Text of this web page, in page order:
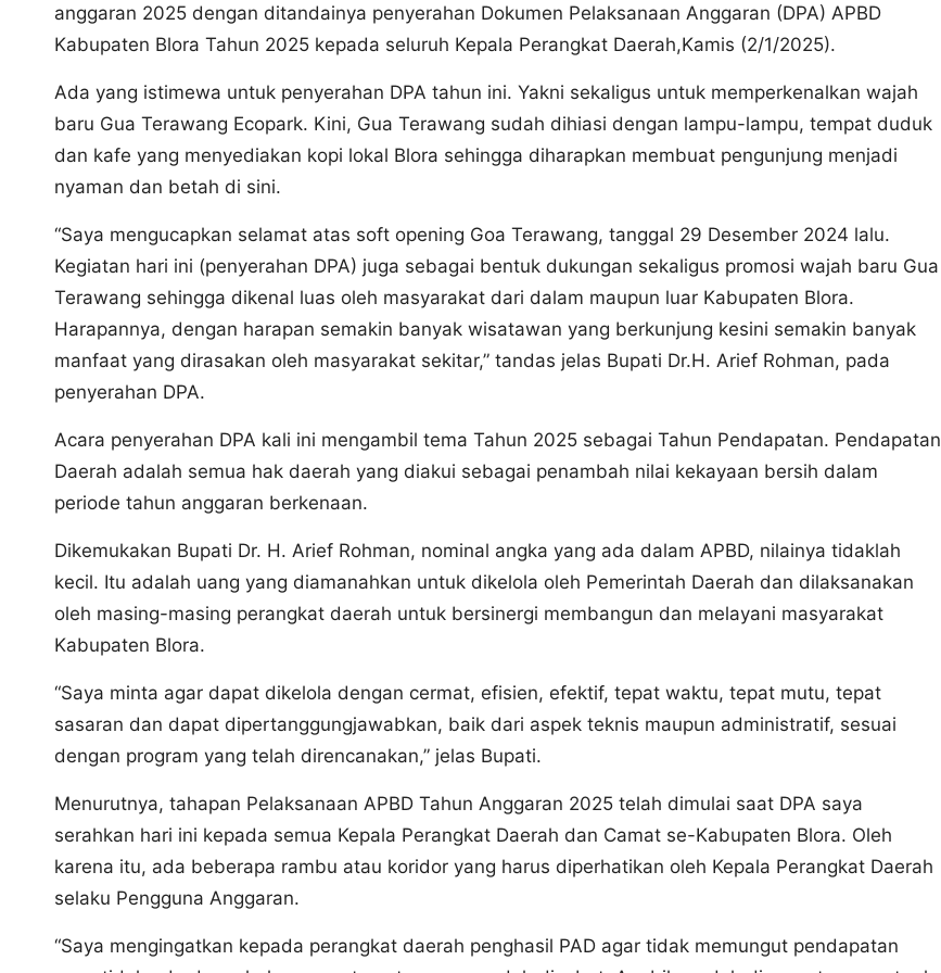
anggaran 2025 dengan ditandainya penyerahan Dokumen Pelaksanaan Anggaran (DPA) APBD
Kabupaten Blora Tahun 2025 kepada seluruh Kepala Perangkat Daerah,Kamis (2/1/2025).
Ada yang istimewa untuk penyerahan DPA tahun ini. Yakni sekaligus untuk memperkenalkan wajah
baru Gua Terawang Ecopark. Kini, Gua Terawang sudah dihiasi dengan lampu-lampu, tempat duduk
dan kafe yang menyediakan kopi lokal Blora sehingga diharapkan membuat pengunjung menjadi
nyaman dan betah di sini.
“Saya mengucapkan selamat atas soft opening Goa Terawang, tanggal 29 Desember 2024 lalu.
Kegiatan hari ini (penyerahan DPA) juga sebagai bentuk dukungan sekaligus promosi wajah baru Gua
Terawang sehingga dikenal luas oleh masyarakat dari dalam maupun luar Kabupaten Blora.
Harapannya, dengan harapan semakin banyak wisatawan yang berkunjung kesini semakin banyak
manfaat yang dirasakan oleh masyarakat sekitar,” tandas jelas Bupati Dr.H. Arief Rohman, pada
penyerahan DPA.
Acara penyerahan DPA kali ini mengambil tema Tahun 2025 sebagai Tahun Pendapatan. Pendapatan
Daerah adalah semua hak daerah yang diakui sebagai penambah nilai kekayaan bersih dalam
periode tahun anggaran berkenaan.
Dikemukakan Bupati Dr. H. Arief Rohman, nominal angka yang ada dalam APBD, nilainya tidaklah
kecil. Itu adalah uang yang diamanahkan untuk dikelola oleh Pemerintah Daerah dan dilaksanakan
oleh masing-masing perangkat daerah untuk bersinergi membangun dan melayani masyarakat
Kabupaten Blora.
“Saya minta agar dapat dikelola dengan cermat, efisien, efektif, tepat waktu, tepat mutu, tepat
sasaran dan dapat dipertanggungjawabkan, baik dari aspek teknis maupun administratif, sesuai
dengan program yang telah direncanakan,” jelas Bupati.
Menurutnya, tahapan Pelaksanaan APBD Tahun Anggaran 2025 telah dimulai saat DPA saya
serahkan hari ini kepada semua Kepala Perangkat Daerah dan Camat se-Kabupaten Blora. Oleh
karena itu, ada beberapa rambu atau koridor yang harus diperhatikan oleh Kepala Perangkat Daerah
selaku Pengguna Anggaran.
“Saya mengingatkan kepada perangkat daerah penghasil PAD agar tidak memungut pendapatan